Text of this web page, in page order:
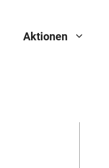
Aktionen